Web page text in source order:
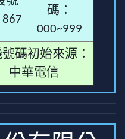
碼：
000~999
碼初始來源：
中華電信